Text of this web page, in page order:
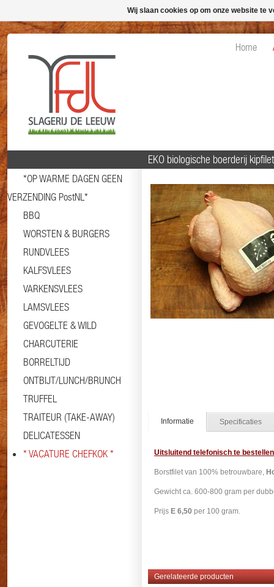
Home
*OP WARME DAGEN GEEN
VERZENDING PostNL*
BBQ
WORSTEN & BURGERS
RUNDVLEES
KALFSVLEES
VARKENSVLEES
LAMSVLEES
GEVOGELTE & WILD
CHARCUTERIE
BORRELTIJD
ONTBIJT/LUNCH/BRUNCH
TRUFFEL
TRAITEUR (TAKE-AWAY)
DELICATESSEN
* VACATURE CHEFKOK *
EKO biologische boerderij
Informatie Specificaties
Uitsluitend telefonisch te
Borstfilet van 100% betrouwbare,
Gewicht ca. 600-800 gram per
Prijs E 6,50 per 100 gram.
Gerelateerde producten
Wij slaan cookies op om onze website te